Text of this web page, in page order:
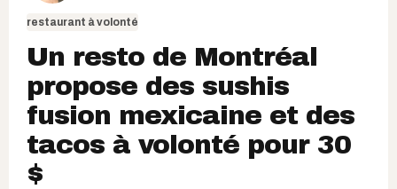
restaurant à volonté
Un resto de Montréal
propose des sushis
fusion mexicaine et des
tacos à volonté pour 30
$